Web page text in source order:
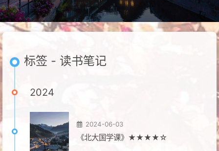
标签 - 读书笔记
2024
2024-06-03
《北大国学课》★★★★☆